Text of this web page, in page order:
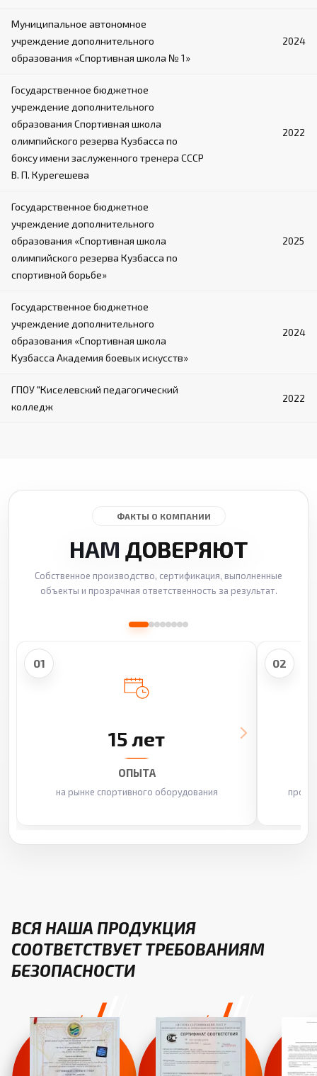
Муниципальное автономное
учреждение дополнительного
образования «Спортивная школа № 1»
2024
Государственное бюджетное
учреждение дополнительного
образования Спортивная школа
олимпийского резерва Кузбасса по
боксу имени заслуженного тренера СССР
В. П. Курегешева
2022
Государственное бюджетное
учреждение дополнительного
образования «Спортивная школа
олимпийского резерва Кузбасса по
спортивной борьбе»
2025
Государственное бюджетное
учреждение дополнительного
образования «Спортивная школа
Кузбасса Академия боевых искусств»
2024
ГПОУ "Киселевский педагогический
колледж
2022
ФАКТЫ О КОМПАНИИ
НАМ ДОВЕРЯЮТ
Собственное производство, сертификация, выполненные
объекты и прозрачная ответственность за результат.
01
15 лет
ОПЫТА
на рынке спортивного оборудования
02
ВСЯ НАША ПРОДУКЦИЯ
СООТВЕТСТВУЕТ ТРЕБОВАНИЯМ
БЕЗОПАСНОСТИ